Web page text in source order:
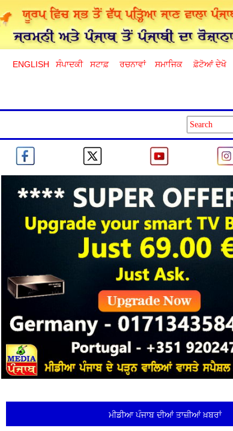
ENGLISH ਸੰਪਾਦਕੀ ਸਟਾਫ਼ ਰਚਨਾਵਾਂ ਸਮਾਜਿਕ ਫ਼ੋਟੋਆਂ ਦੇਖੋ
ਮੀਡੀਆ ਪੰਜਾਬ ਦੀਆਂ ਤਾਜ਼ੀਆਂ ਖ਼ਬਰਾਂ